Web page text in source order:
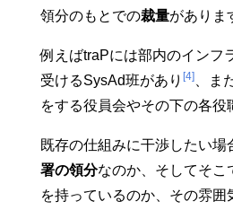
領分のもとでの裁量がありま
例えばtraPには部内のインフ
受けるSysAd班があり [4]、ま
をする役員会やその下の各役
既存の仕組みに干渉したい場
署の領分なのか、そしてそこ
を持っているのか、その雰囲